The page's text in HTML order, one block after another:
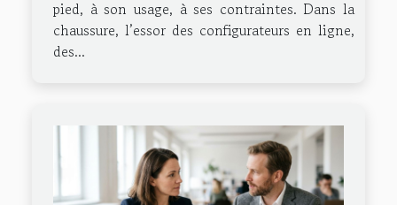
pied, à son usage, à ses contraintes. Dans la
chaussure, l’essor des configurateurs en ligne,
des...